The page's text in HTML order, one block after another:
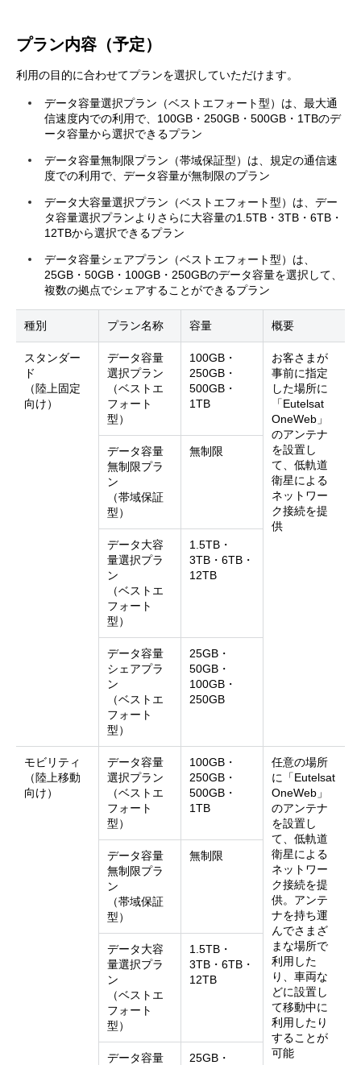
プラン内容（予定）
利用の目的に合わせてプランを選択していただけます。
データ容量選択プラン（ベストエフォート型）は、最大通
信速度内での利用で、100GB・250GB・500GB・1TBのデ
ータ容量から選択できるプラン
データ容量無制限プラン（帯域保証型）は、規定の通信速
度での利用で、データ容量が無制限のプラン
データ大容量選択プラン（ベストエフォート型）は、デー
タ容量選択プランよりさらに大容量の1.5TB・3TB・6TB・
12TBから選択できるプラン
データ容量シェアプラン（ベストエフォート型）は、
25GB・50GB・100GB・250GBのデータ容量を選択して、
複数の拠点でシェアすることができるプラン
種別 プラン名称 容量 概要
スタンダー
ド
（陸上固定
向け）
データ容量
選択プラン
（ベストエ
フォート
型）
100GB・
250GB・
500GB・
1TB
お客さまが
事前に指定
した場所に
「Eutelsat
OneWeb」
のアンテナ
を設置し
て、低軌道
衛星による
ネットワー
ク接続を提
供
データ容量
無制限プラ
ン
（帯域保証
型）
無制限
データ大容
量選択プラ
ン
（ベストエ
フォート
型）
1.5TB・
3TB・6TB・
12TB
データ容量
シェアプラ
ン
（ベストエ
フォート
型）
25GB・
50GB・
100GB・
250GB
モビリティ
（陸上移動
向け）
データ容量
選択プラン
（ベストエ
フォート
型）
100GB・
250GB・
500GB・
1TB
任意の場所
に「Eutelsat
OneWeb」
のアンテナ
を設置し
て、低軌道
衛星による
ネットワー
ク接続を提
供。アンテ
ナを持ち運
んでさまざ
まな場所で
利用した
り、車両な
どに設置し
て移動中に
利用したり
することが
可能
データ容量
無制限プラ
ン
（帯域保証
型）
無制限
データ大容
量選択プラ
ン
（ベストエ
フォート
型）
1.5TB・
3TB・6TB・
12TB
データ容量 25GB・